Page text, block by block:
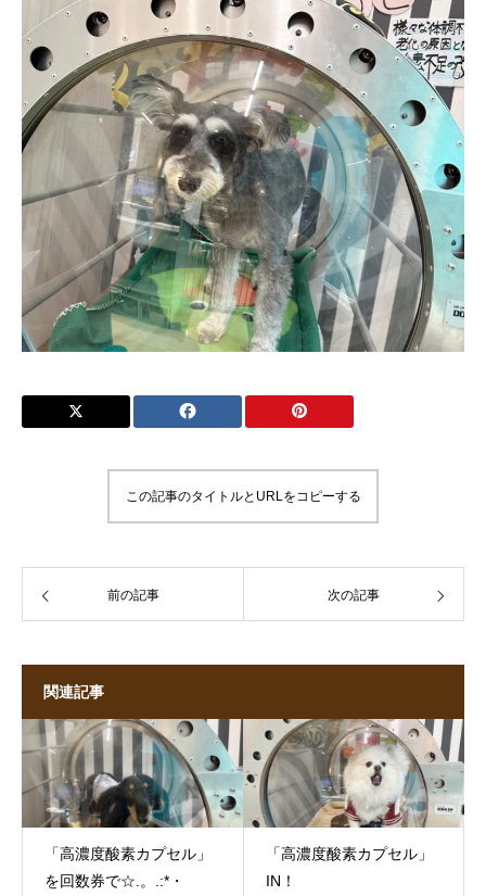
この記事のタイトルとURLをコピーする
前の記事 次の記事
関連記事
「高濃度酸素カプセル」
を回数券で☆.。.:*・
「高濃度酸素カプセル」
IN！